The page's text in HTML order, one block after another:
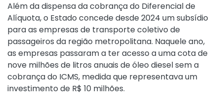
Além da dispensa da cobrança do Diferencial de
Alíquota, o Estado concede desde 2024 um subsídio
para as empresas de transporte coletivo de
passageiros da região metropolitana. Naquele ano,
as empresas passaram a ter acesso a uma cota de
nove milhões de litros anuais de óleo diesel sem a
cobrança do ICMS, medida que representava um
investimento de R$ 10 milhões.